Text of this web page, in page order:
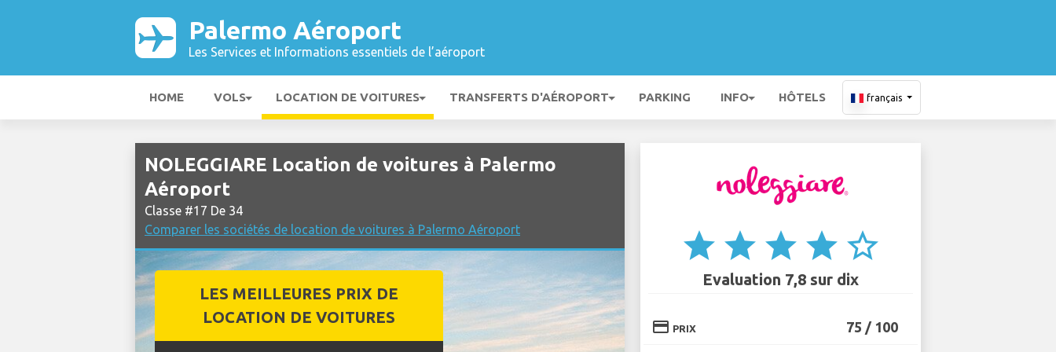
Palermo Aéroport
Les Services et Informations essentiels de l’aéroport
HOME VOLS LOCATION DE VOITURES TRANSFERTS D'AÉROPORT PARKING INFO HÔTELS français
NOLEGGIARE Location de voitures à Palermo
Aéroport
Classe #17 De 34
Comparer les sociétés de location de voitures à Palermo Aéroport
LES MEILLEURES PRIX DE
LOCATION DE VOITURES
star star star star star_border
Evaluation 7,8 sur dix
credit_card PRIX 75 / 100